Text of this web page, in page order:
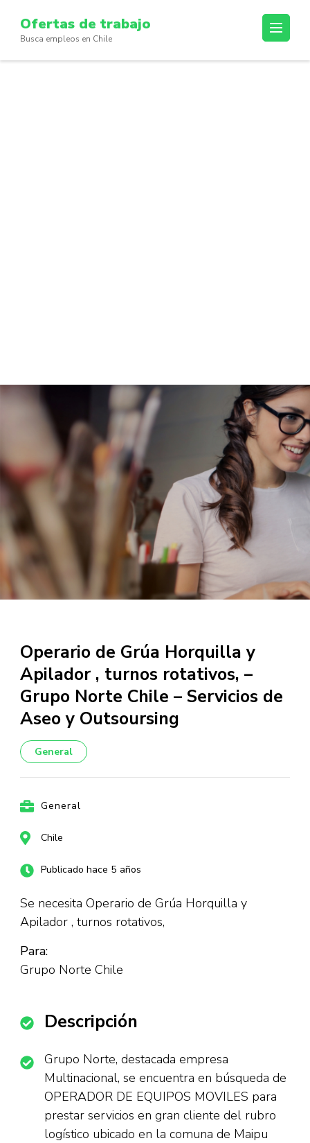
content
(Press
Ofertas de trabajo
Busca empleos en Chile
Operario de Grúa Horquilla y
Apilador , turnos rotativos, –
Grupo Norte Chile – Servicios de
Aseo y Outsoursing
General
General
Chile
Publicado hace 5 años
Se necesita Operario de Grúa Horquilla y
Apilador , turnos rotativos,
Para:
Grupo Norte Chile
Descripción
Grupo Norte, destacada empresa
Multinacional, se encuentra en búsqueda de
OPERADOR DE EQUIPOS MOVILES para
prestar servicios en gran cliente del rubro
logístico ubicado en la comuna de Maipu